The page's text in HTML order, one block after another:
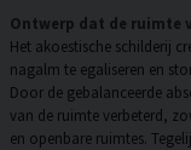
Ontwerp dat de ruimte
Het akoestische schilderij
nagalm te egaliseren en
Door de gebalanceerde
van de ruimte verbeterd,
en openbare ruimtes.